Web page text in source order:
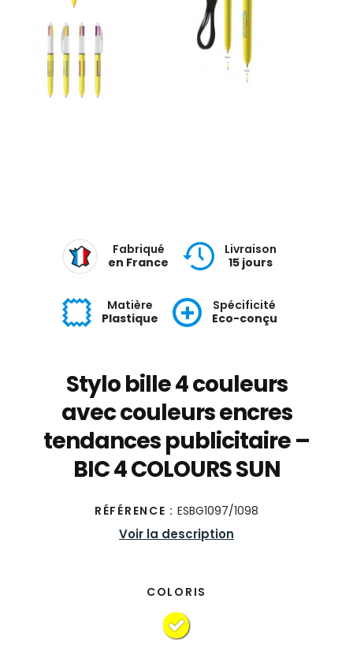
Fabriqué
en France
Livraison
15 jours
Matière
Plastique
Spécificité
Eco-conçu
Stylo bille 4 couleurs
avec couleurs encres
tendances publicitaire –
BIC 4 COLOURS SUN
RÉFÉRENCE : ESBG1097/1098
Voir la description
COLORIS